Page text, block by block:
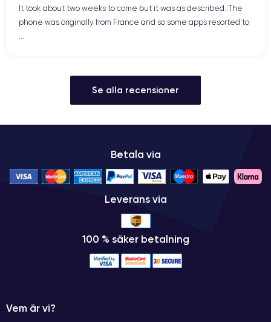
It took about two weeks to come but it was as described. The
phone was originally from France and so some apps resorted to
Se alla recensioner
Betala via
Leverans via
100 % säker betalning
Vem är vi?